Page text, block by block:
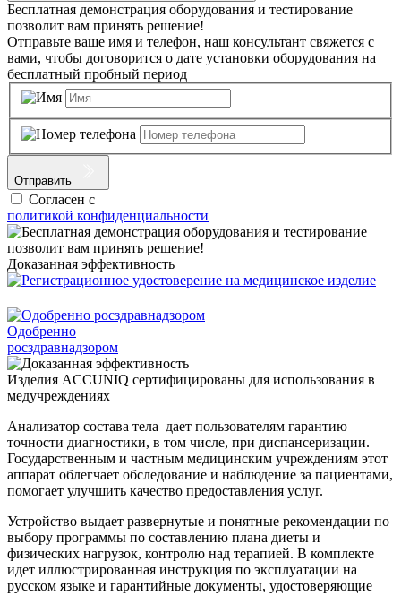
Бесплатная демонстрация оборудования и тестирование
позволит вам принять решение!
Отправьте ваше имя и телефон, наш консультант свяжется с
вами, чтобы договорится о дате установки оборудования на
бесплатный пробный период
Отправить
Согласен с
политикой конфиденциальности
Доказанная эффективность
Одобренно
росздравнадзором
Изделия ACCUNIQ сертифицированы для использования в
медучреждениях
Анализатор состава тела дает пользователям гарантию
точности диагностики, в том числе, при диспансеризации.
Государственным и частным медицинским учреждениям этот
аппарат облегчает обследование и наблюдение за пациентами,
помогает улучшить качество предоставления услуг.
Устройство выдает развернутые и понятные рекомендации по
выбору программы по составлению плана диеты и
физических нагрузок, контролю над терапией. В комплекте
идет иллюстрированная инструкция по эксплуатации на
русском языке и гарантийные документы, удостоверяющие